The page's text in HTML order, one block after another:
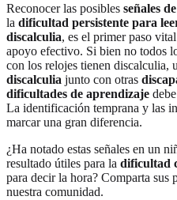
Reconocer las posibles señales
la dificultad persistente para
discalculia, es el primer paso
apoyo efectivo. Si bien no todos
con los relojes tienen discalculia,
discalculia junto con otras
dificultades de aprendizaje
La identificación temprana y las
marcar una gran diferencia.
¿Ha notado estas señales en un
resultado útiles para la dificultad
para decir la hora? Comparta sus
nuestra comunidad.